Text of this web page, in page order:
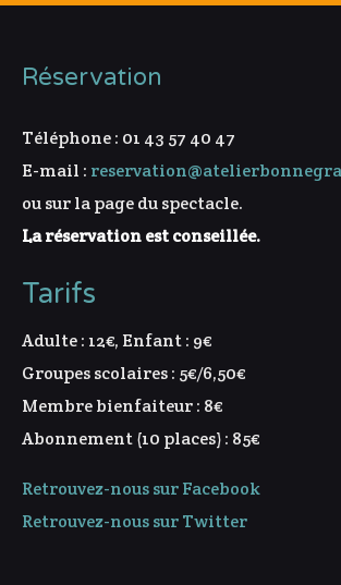
Réservation
Téléphone : 01 43 57 40 47
E-mail :
ou sur la page du spectacle.
La réservation est conseillée.
Tarifs
Adulte : 12€, Enfant : 9€
Groupes scolaires : 5€/6,50€
Membre bienfaiteur : 8€
Abonnement (10 places) : 85€
Retrouvez-nous sur Facebook
Retrouvez-nous sur Twitter